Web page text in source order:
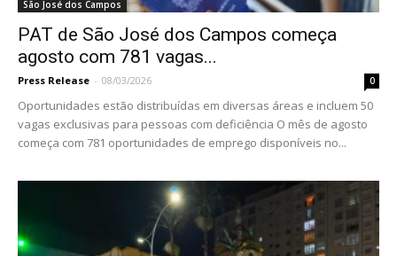
São José dos Campos
PAT de São José dos Campos começa
agosto com 781 vagas...
Press Release - 08/03/2026 0
Oportunidades estão distribuídas em diversas áreas e incluem 50
vagas exclusivas para pessoas com deficiência O mês de agosto
começa com 781 oportunidades de emprego disponíveis no...